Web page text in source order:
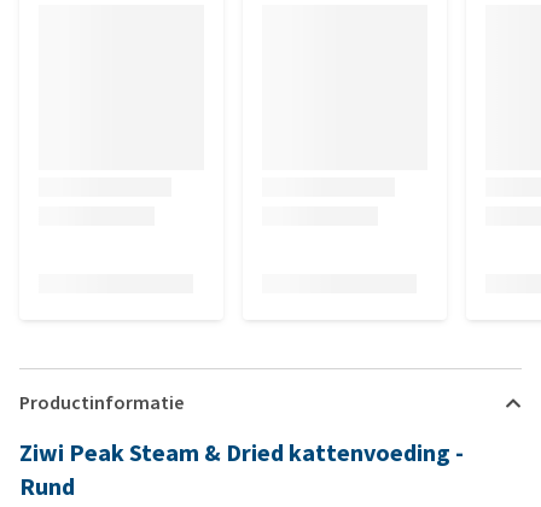
Productinformatie
Ziwi Peak Steam & Dried kattenvoeding -
Rund